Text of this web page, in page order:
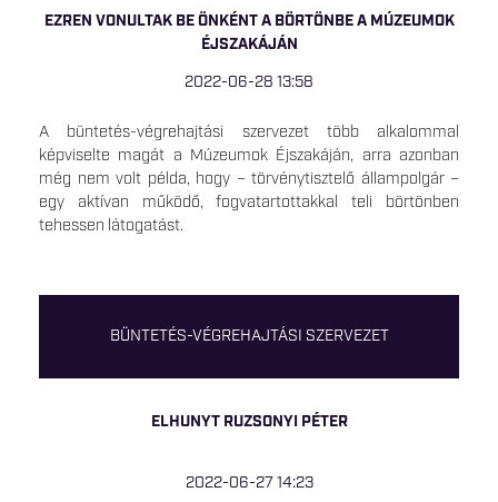
EZREN VONULTAK BE ÖNKÉNT A BÖRTÖNBE A MÚZEUMOK
ÉJSZAKÁJÁN
2022-06-28 13:58
A büntetés-végrehajtási szervezet több alkalommal
képviselte magát a Múzeumok Éjszakáján, arra azonban
még nem volt példa, hogy – törvénytisztelő állampolgár –
egy aktívan működő, fogvatartottakkal teli börtönben
tehessen látogatást.
BÜNTETÉS-VÉGREHAJTÁSI SZERVEZET
ELHUNYT RUZSONYI PÉTER
2022-06-27 14:23